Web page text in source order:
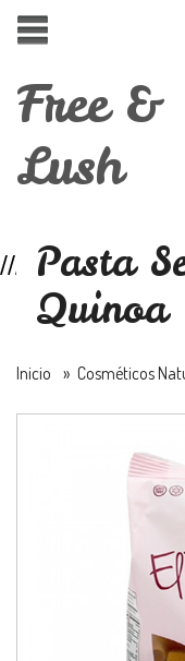
Free &
Lush
Pasta
Quinoa
Inicio » Cosméticos